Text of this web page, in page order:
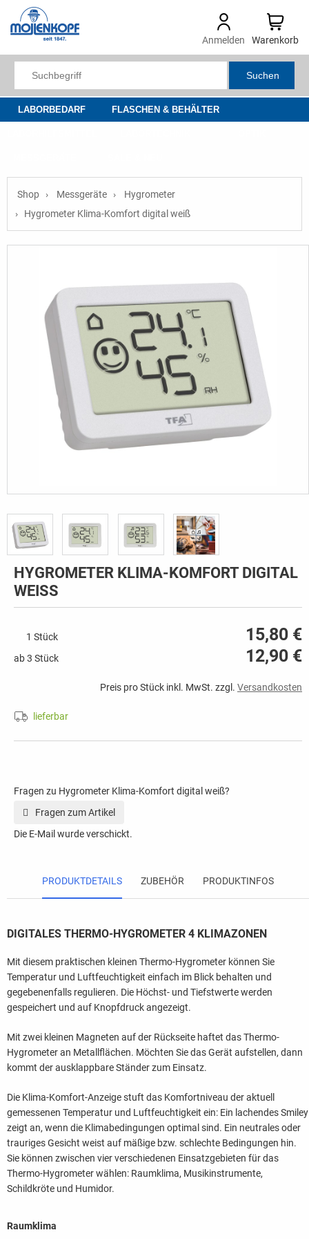
Anmelden Warenkorb
Suchen
LABORBEDARF FLASCHEN & BEHÄLTER
Shop Messgeräte
Hygrometer
Hygrometer Klima-Komfort digital weiß
HYGROMETER KLIMA-KOMFORT DIGITAL
WEISS
1 Stück 15,80 €
ab 3 Stück 12,90 €
Preis pro Stück inkl. MwSt. zzgl. Versandkosten
lieferbar
Fragen zu Hygrometer Klima-Komfort digital weiß?
Fragen zum Artikel
Die E-Mail wurde verschickt.
PRODUKTDETAILS ZUBEHÖR PRODUKTINFOS
DIGITALES THERMO-HYGROMETER 4 KLIMAZONEN
Mit diesem praktischen kleinen Thermo-Hygrometer können Sie
Temperatur und Luftfeuchtigkeit einfach im Blick behalten und
gegebenenfalls regulieren. Die Höchst- und Tiefstwerte werden
gespeichert und auf Knopfdruck angezeigt.
Mit zwei kleinen Magneten auf der Rückseite haftet das Thermo-
Hygrometer an Metallflächen. Möchten Sie das Gerät aufstellen, dann
kommt der ausklappbare Ständer zum Einsatz.
Die Klima-Komfort-Anzeige stuft das Komfortniveau der aktuell
gemessenen Temperatur und Luftfeuchtigkeit ein: Ein lachendes Smiley
zeigt an, wenn die Klimabedingungen optimal sind. Ein neutrales oder
trauriges Gesicht weist auf mäßige bzw. schlechte Bedingungen hin.
Sie können zwischen vier verschiedenen Einsatzgebieten für das
Thermo-Hygrometer wählen: Raumklima, Musikinstrumente,
Schildkröte und Humidor.
Raumklima